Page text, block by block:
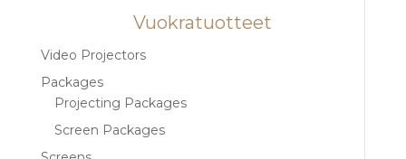
Vuokratuotteet
Video Projectors
Packages
Projecting Packages
Screen Packages